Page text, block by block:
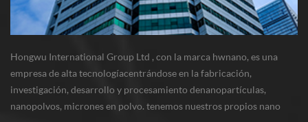
Hongwu International Group Ltd , con la marca hwnano, es una
empresa de alta tecnologíacentrándose en la fabricación,
investigación, desarrollo y procesamiento denanopartículas,
nanopolvos, micrones en polvo. tenemos nuestros propios nano